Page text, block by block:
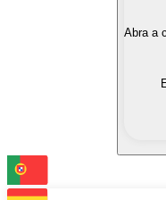
Compre as
Converta suas
Troque uma
Abra a